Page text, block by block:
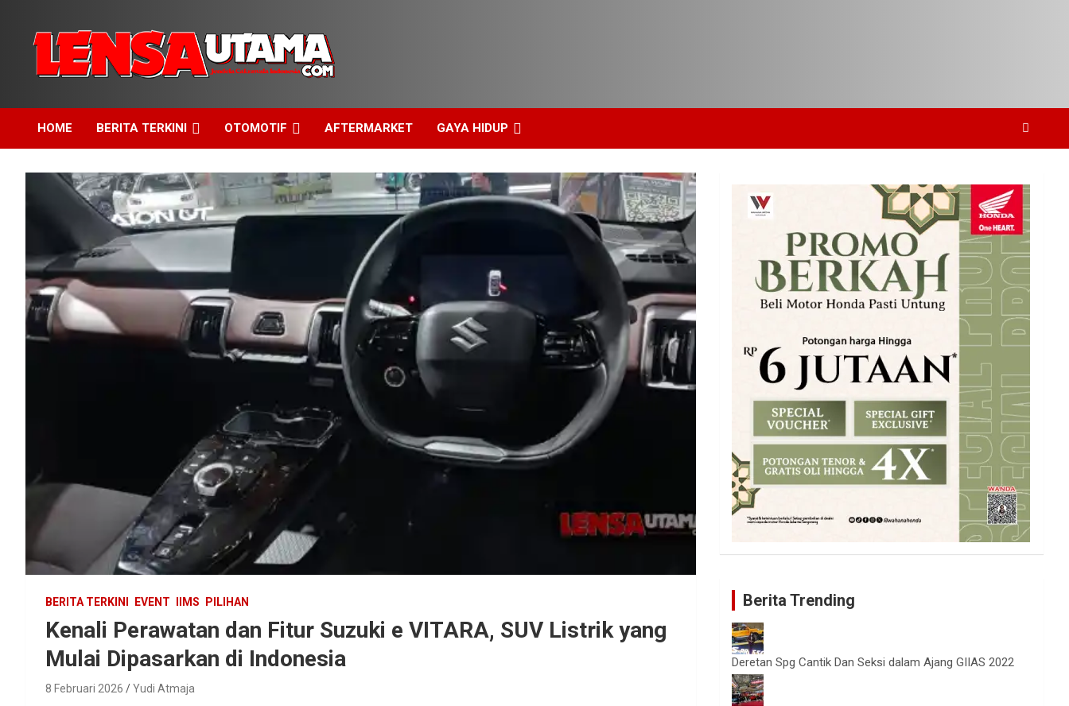
content
LensaUtama
HOME BERITA TERKINI OTOMOTIF AFTERMARKET GAYA HIDUP
BERITA TERKINI EVENT IIMS PILIHAN
Kenali Perawatan dan Fitur Suzuki e VITARA, SUV Listrik yang
Mulai Dipasarkan di Indonesia
8 Februari 2026 Yudi Atmaja
Berita Trending
Deretan Spg Cantik Dan Seksi dalam Ajang GIIAS 2022